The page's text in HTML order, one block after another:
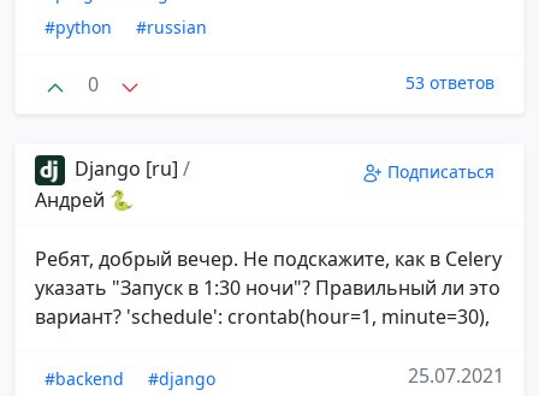
#python
#russian
0 53 ответов
Django [ru] /
Андрей 🐍
Подписаться
Ребят, добрый вечер. Не подскажите, как в Celery
указать "Запуск в 1:30 ночи"? Правильный ли это
вариант? 'schedule': crontab(hour=1, minute=30),
#backend
#django
25.07.2021